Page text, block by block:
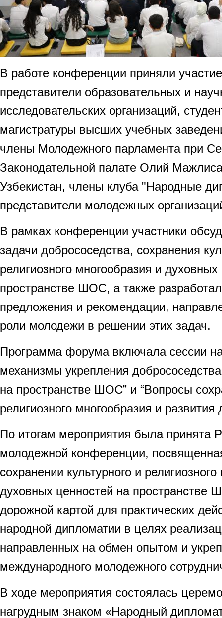
В работе конференции приняли
представители образовательных и
исследовательских организаций,
магистратуры высших учебных
члены Молодежного парламента при
Законодательной палате Олий
Узбекистан, члены клуба "Народные
представители молодежных
В рамках конференции участники
задачи добрососедства, сохранения
религиозного многообразия и
пространстве ШОС, а также
предложения и рекомендации,
роли молодежи в решении этих задач.
Программа форума включала сессии
механизмы укрепления
на пространстве ШОС” и “Вопросы
религиозного многообразия и развития
По итогам мероприятия была принята
молодежной конференции,
сохранении культурного и
духовных ценностей на пространстве
дорожной картой для практических
народной дипломатии в целях
направленных на обмен опытом и
международного молодежного
В ходе мероприятия состоялась
нагрудным знаком «Народный